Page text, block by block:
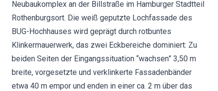
Neubaukomplex an der Billstraße im Hamburger Stadtteil
Rothenburgsort. Die weiß geputzte Lochfassade des
BUG-Hochhauses wird geprägt durch rotbuntes
Klinkermauerwerk, das zwei Eckbereiche dominiert: Zu
beiden Seiten der Eingangssituation “wachsen” 3,50 m
breite, vorgesetzte und verklinkerte Fassadenbänder
etwa 40 m empor und enden in einer ca. 2 m über das